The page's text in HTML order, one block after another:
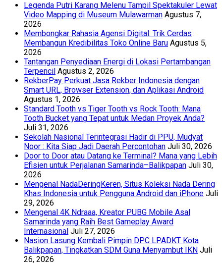
Legenda Putri Karang Melenu Tampil Spektakuler Lewat
Video Mapping di Museum Mulawarman Agustus 7,
2026
Membongkar Rahasia Agensi Digital: Trik Cerdas
Membangun Kredibilitas Toko Online Baru Agustus 5,
2026
Tantangan Penyediaan Energi di Lokasi Pertambangan
Terpencil Agustus 2, 2026
RekberPay Perkuat Jasa Rekber Indonesia dengan
Smart URL, Browser Extension, dan Aplikasi Android
Agustus 1, 2026
Standard Tooth vs Tiger Tooth vs Rock Tooth: Mana
Tooth Bucket yang Tepat untuk Medan Proyek Anda?
Juli 31, 2026
Sekolah Nasional Terintegrasi Hadir di PPU, Mudyat
Noor : Kita Siap Jadi Daerah Percontohan Juli 30, 2026
Door to Door atau Datang ke Terminal? Mana yang Lebih
Efisien untuk Perjalanan Samarinda–Balikpapan Juli 30,
2026
Mengenal NadaDeringKeren, Situs Koleksi Nada Dering
Khas Indonesia untuk Pengguna Android dan iPhone Juli
29, 2026
Mengenal 4K Ndraaa, Kreator PUBG Mobile Asal
Samarinda yang Raih Best Gameplay Award
Internasional Juli 27, 2026
Nasion Lasung Kembali Pimpin DPC LPADKT Kota
Balikpapan, Tingkatkan SDM Guna Menyambut IKN Juli
26, 2026